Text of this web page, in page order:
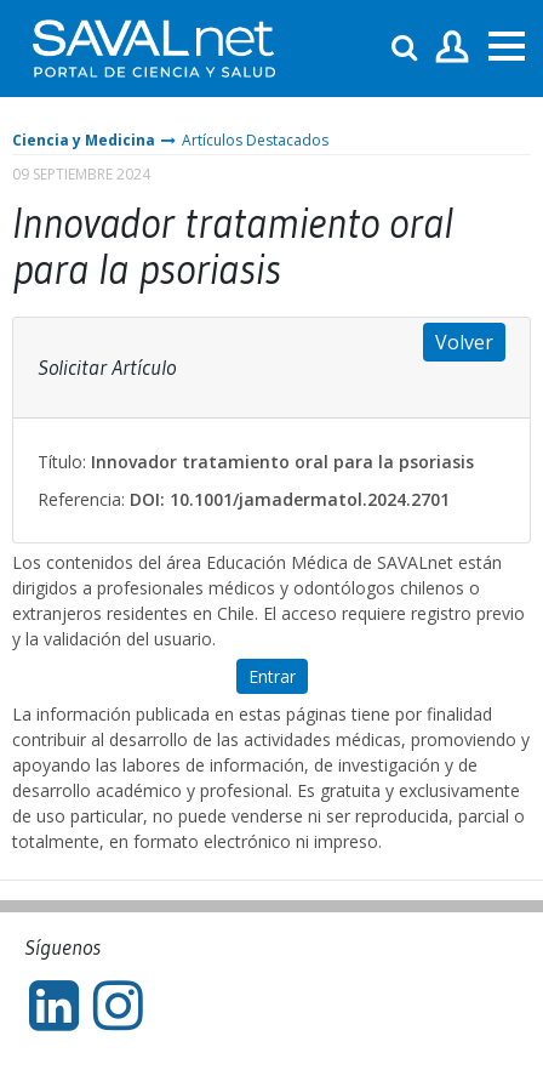
Ciencia y Medicina
Artículos Destacados
09 SEPTIEMBRE 2024
Innovador tratamiento oral
para la psoriasis
Solicitar Artículo
Volver
Título: Innovador tratamiento oral para la psoriasis
Referencia: DOI: 10.1001/jamadermatol.2024.2701
Los contenidos del área Educación Médica de SAVALnet están
dirigidos a profesionales médicos y odontólogos chilenos o
extranjeros residentes en Chile. El acceso requiere registro previo
y la validación del usuario.
Entrar
La información publicada en estas páginas tiene por finalidad
contribuir al desarrollo de las actividades médicas, promoviendo y
apoyando las labores de información, de investigación y de
desarrollo académico y profesional. Es gratuita y exclusivamente
de uso particular, no puede venderse ni ser reproducida, parcial o
totalmente, en formato electrónico ni impreso.
Síguenos